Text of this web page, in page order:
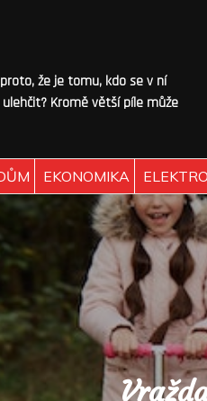
že je tomu, kdo se v ní
Kromě větší píle může
EKONOMIKA ELEKTRO